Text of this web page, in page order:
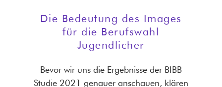
Die Bedeutung des Images
für die Berufswahl
Jugendlicher
Bevor wir uns die Ergebnisse der BIBB
Studie 2021 genauer anschauen, klären